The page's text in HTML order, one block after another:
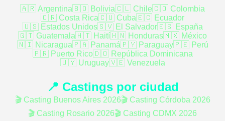
🇦🇷 Argentina🇧🇴 Bolivia🇨🇱 Chile🇨🇴 Colombia
🇨🇷 Costa Rica🇨🇺 Cuba🇪🇨 Ecuador
🇺🇸 Estados Unidos🇸🇻 El Salvador🇪🇸 España
🇬🇹 Guatemala🇭🇹 Haití🇭🇳 Honduras🇲🇽 México
🇳🇮 Nicaragua🇵🇦 Panamá🇵🇾 Paraguay🇵🇪 Perú
🇵🇷 Puerto Rico🇩🇴 República Dominicana
🇺🇾 Uruguay🇻🇪 Venezuela
📍 Castings por ciudad
🎬 Casting Buenos Aires 2026🎬 Casting Córdoba 2026
🎬 Casting Rosario 2026🎬 Casting CDMX 2026